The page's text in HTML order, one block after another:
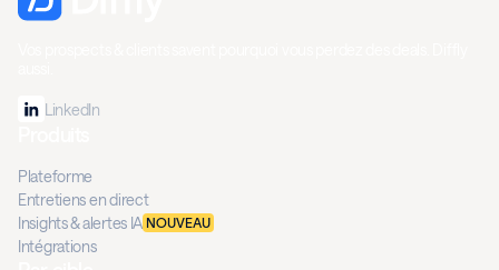
LinkedIn
Plateforme
Entretiens en direct
Insights & alertes IA NOUVEAU
Intégrations